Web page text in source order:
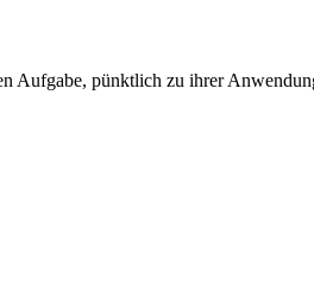
Aufgabe, pünktlich zu ihrer